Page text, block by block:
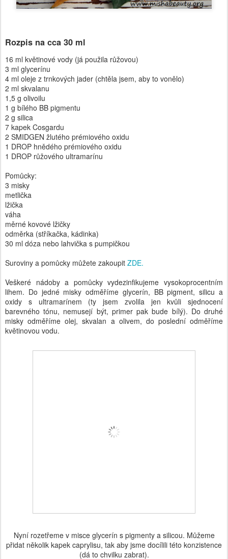
Rozpis na cca 30 ml
16 ml květinové vody (já použila růžovou)
3 ml glycerínu
4 ml oleje z trnkových jader (chtěla jsem, aby to vonělo)
2 ml skvalanu
1,5 g olivoilu
1 g bílého BB pigmentu
2 g silica
7 kapek Cosgardu
2 SMIDGEN žlutého prémiového oxidu
1 DROP hnědého prémiového oxidu
1 DROP růžového ultramarínu
Pomůcky:
3 misky
metlička
lžička
váha
měrné kovové lžičky
odměrka (stříkačka, kádinka)
30 ml dóza nebo lahvička s pumpičkou
Suroviny a pomůcky můžete zakoupit ZDE.
Veškeré nádoby a pomůcky vydezinfikujeme vysokoprocentním
lihem. Do jedné misky odměříme glycerín, BB pigment, silicu a
oxidy s ultramarínem (ty jsem zvolila jen kvůli sjednocení
barevného tónu, nemusejí být, primer pak bude bílý). Do druhé
misky odměříme olej, skvalan a olivem, do poslední odměříme
květinovou vodu.
Nyní rozetřeme v misce glycerín s pigmenty a silicou. Můžeme
přidat několik kapek caprylisu, tak aby jsme docílili této konzistence
(dá to chvilku zabrat).